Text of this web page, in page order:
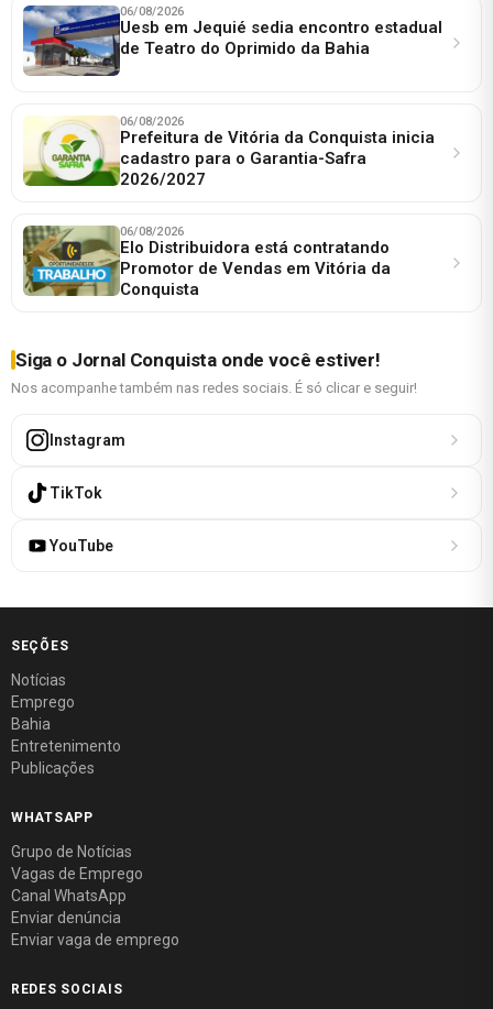
06/08/2026
Uesb em Jequié sedia encontro estadual
de Teatro do Oprimido da Bahia
06/08/2026
Prefeitura de Vitória da Conquista inicia
cadastro para o Garantia-Safra
2026/2027
06/08/2026
Elo Distribuidora está contratando
Promotor de Vendas em Vitória da
Conquista
Siga o Jornal Conquista onde você estiver!
Nos acompanhe também nas redes sociais. É só clicar e seguir!
Instagram
TikTok
YouTube
SEÇÕES
Notícias
Emprego
Bahia
Entretenimento
Publicações
WHATSAPP
Grupo de Notícias
Vagas de Emprego
Canal WhatsApp
Enviar denúncia
Enviar vaga de emprego
REDES SOCIAIS